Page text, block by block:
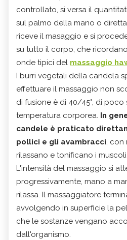
controllato, si versa il
sul palmo della mano o
riceve il masaggio e si
su tutto il corpo, che
onde tipici del massaggio
I burri vegetali della candela
effettuare il massaggio non
di fusione è di 40/45°, di poco
temperatura corporea. In
candele è praticato
pollici e gli avambracci, con
rilassano e tonificano i muscoli.
L'intensità del massaggio si
progressivamente, mano a
rilassa. Il massaggiatore
avvolgendo in superficie la
che le sostanze vengano
dall'organismo.